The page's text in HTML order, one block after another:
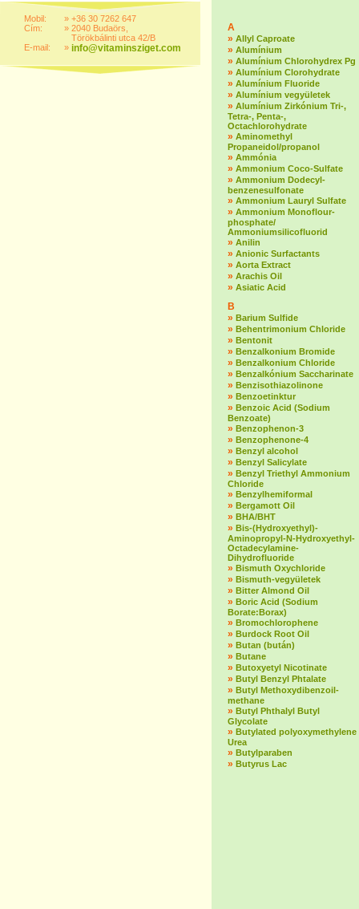
Mobil:
Cím:
E-mail:
»
»
»
+36 30 7262 647
2040 Budaörs,
Törökbálinti utca 42/B
info@vitaminsziget.com
A
» Allyl Caproate
» Alumínium
» Alumínium Chlorohydrex Pg
» Alumínium Clorohydrate
» Alumínium Fluoride
» Alumínium vegyületek
» Alumínium Zirkónium Tri-,
Tetra-, Penta-,
Octachlorohydrate
» Aminomethyl
Propaneidol/propanol
» Ammónia
» Ammonium Coco-Sulfate
» Ammonium Dodecyl-
benzenesulfonate
» Ammonium Lauryl Sulfate
» Ammonium Monoflour-
phosphate/
Ammoniumsilicofluorid
» Anilin
» Anionic Surfactants
» Aorta Extract
» Arachis Oil
» Asiatic Acid
B
» Barium Sulfide
» Behentrimonium Chloride
» Bentonit
» Benzalkonium Bromide
» Benzalkonium Chloride
» Benzalkónium Saccharinate
» Benzisothiazolinone
» Benzoetinktur
» Benzoic Acid (Sodium
Benzoate)
» Benzophenon-3
» Benzophenone-4
» Benzyl alcohol
» Benzyl Salicylate
» Benzyl Triethyl Ammonium
Chloride
» Benzylhemiformal
» Bergamott Oil
» BHA/BHT
» Bis-(Hydroxyethyl)-
Aminopropyl-N-Hydroxyethyl-
Octadecylamine-
Dihydrofluoride
» Bismuth Oxychloride
» Bismuth-vegyületek
» Bitter Almond Oil
» Boric Acid (Sodium
Borate:Borax)
» Bromochlorophene
» Burdock Root Oil
» Butan (bután)
» Butane
» Butoxyetyl Nicotinate
» Butyl Benzyl Phtalate
» Butyl Methoxydibenzoil-
methane
» Butyl Phthalyl Butyl
Glycolate
» Butylated polyoxymethylene
Urea
» Butylparaben
» Butyrus Lac